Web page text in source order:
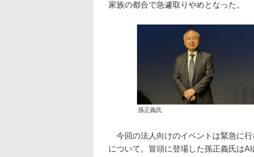
家族の都合で急遽取りやめとなった。
孫正義氏
今回の法人向けのイベントは緊急に
について。冒頭に登場した孫正義氏は